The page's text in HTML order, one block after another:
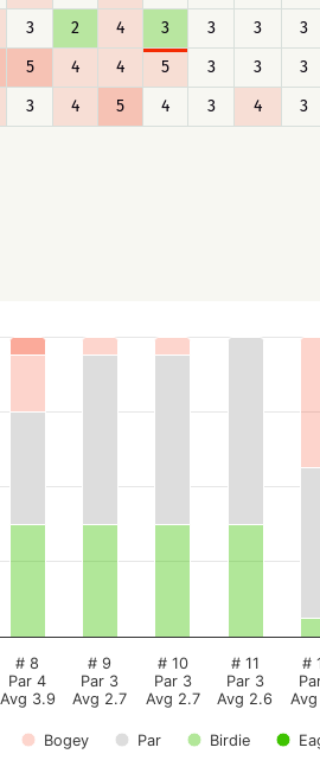
3 2 4 3 3 3 3
5 4 4 5 3 3 3
3 4 5 4 3 4 3
Bogey Par Birdie
# 8
Par 4
Avg 3.9
# 9
Par 3
Avg 2.7
# 10
Par 3
Avg 2.7
# 11
Par 3
Avg 2.6
#